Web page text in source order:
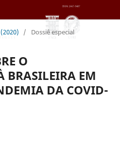
/ Dossiê especial
O
BRASILEIRA EM
DA COVID-